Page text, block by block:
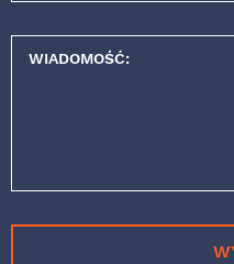
WIADOMOŚĆ: